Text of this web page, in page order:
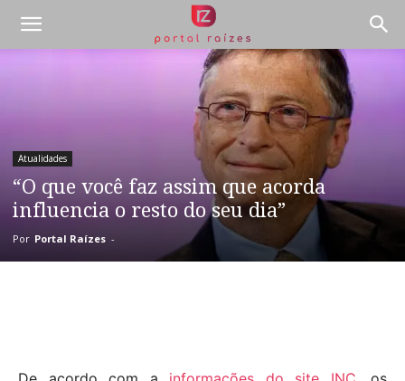
Atualidades
“O que você faz assim que acorda
influencia o resto do seu dia”
Por Portal Raízes -